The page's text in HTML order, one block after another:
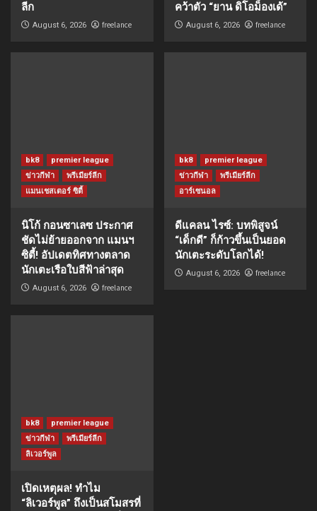
ลีก
August 6, 2026 freelance
คว้าตัว “ยาน ดิโอม็องเด้”
August 6, 2026 freelance
bk8
premier league
ข่าวกีฬา
พรีเมียร์ลีก
แมนเชสเตอร์ ซิตี้
นิโก้ กอนซาเลซ ประกาศ
ชัดไม่ย้ายออกจาก แมนฯ
ซิตี้! อัปเดตทิศทางตลาด
นักเตะเรือใบสีฟ้าล่าสุด
August 6, 2026 freelance
bk8
premier league
ข่าวกีฬา
พรีเมียร์ลีก
อาร์เซนอล
ดีแคลน ไรซ์: บทพิสูจน์
“เด็กดี” ก็ก้าวขึ้นเป็นยอด
นักเตะระดับโลกได้!
August 6, 2026 freelance
bk8
premier league
ข่าวกีฬา
พรีเมียร์ลีก
ลิเวอร์พูล
เปิดเหตุผล! ทำไม
“ลิเวอร์พูล” ถึงเป็นสโมสรที่